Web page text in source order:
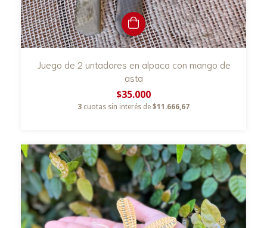
Juego de 2 untadores en alpaca con mango de
asta
$35.000
3 cuotas sin interés de $11.666,67